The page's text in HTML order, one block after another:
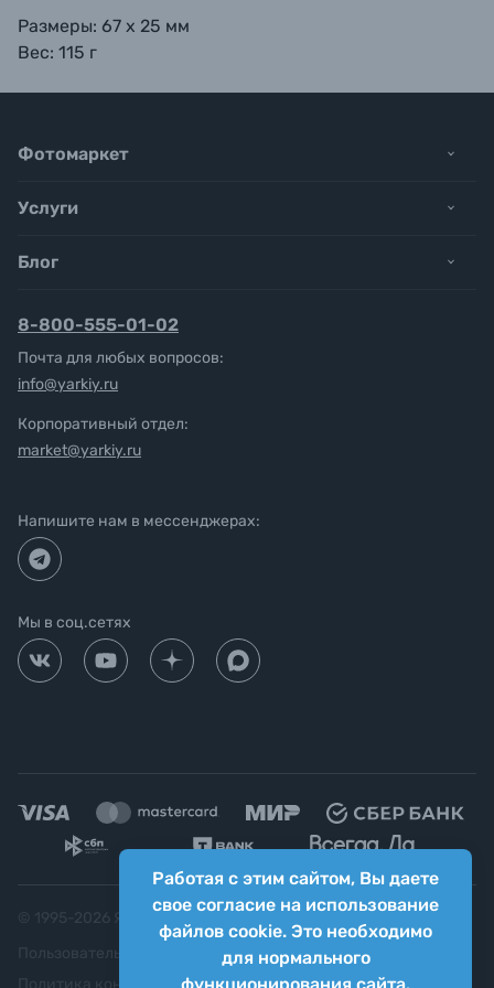
Размеры: 67 х 25 мм
Вес: 115 г
Работая с этим сайтом, Вы даете
свое согласие на использование
файлов cookie. Это необходимо
для нормального
Фотомаркет
Услуги
Блог
8-800-555-01-02
Почта для любых вопросов:
info@yarkiy.ru
Корпоративный отдел:
market@yarkiy.ru
Напишите нам в мессенджерах:
Мы в соц.сетях
Яркий фотомаркет ("Яркий Мир")
Пользовательское соглашение
Политика конфиденциальности